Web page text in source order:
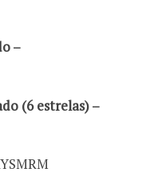
–
(6 estrelas) –